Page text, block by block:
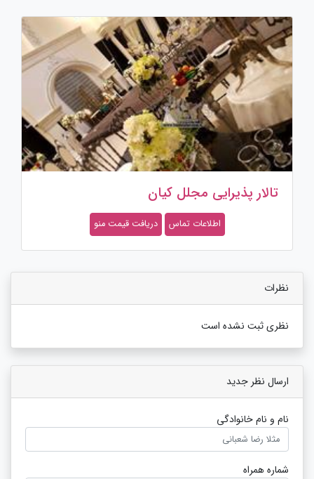
تالار پذیرایی مجلل کیان
اطلاعات تماس دریافت قیمت منو
نظرات
نظری ثبت نشده است
ارسال نظر جدید
نام و نام خانوادگی
شماره همراه